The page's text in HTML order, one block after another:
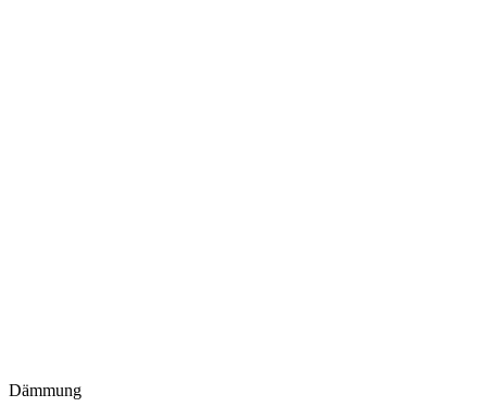
Dämmung